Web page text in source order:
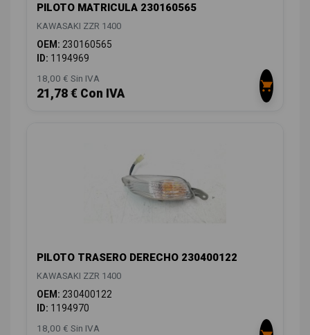
PILOTO MATRICULA 230160565
KAWASAKI ZZR 1400
OEM: 230160565
ID: 1194969
18,00 € Sin IVA
21,78 € Con IVA
PILOTO TRASERO DERECHO 230400122
KAWASAKI ZZR 1400
OEM: 230400122
ID: 1194970
18,00 € Sin IVA